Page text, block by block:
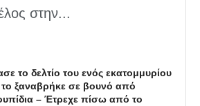
στην...
το δελτίο του ενός εκατομμυρίου
το ξαναβρήκε σε βουνό από
– Έτρεχε πίσω από το